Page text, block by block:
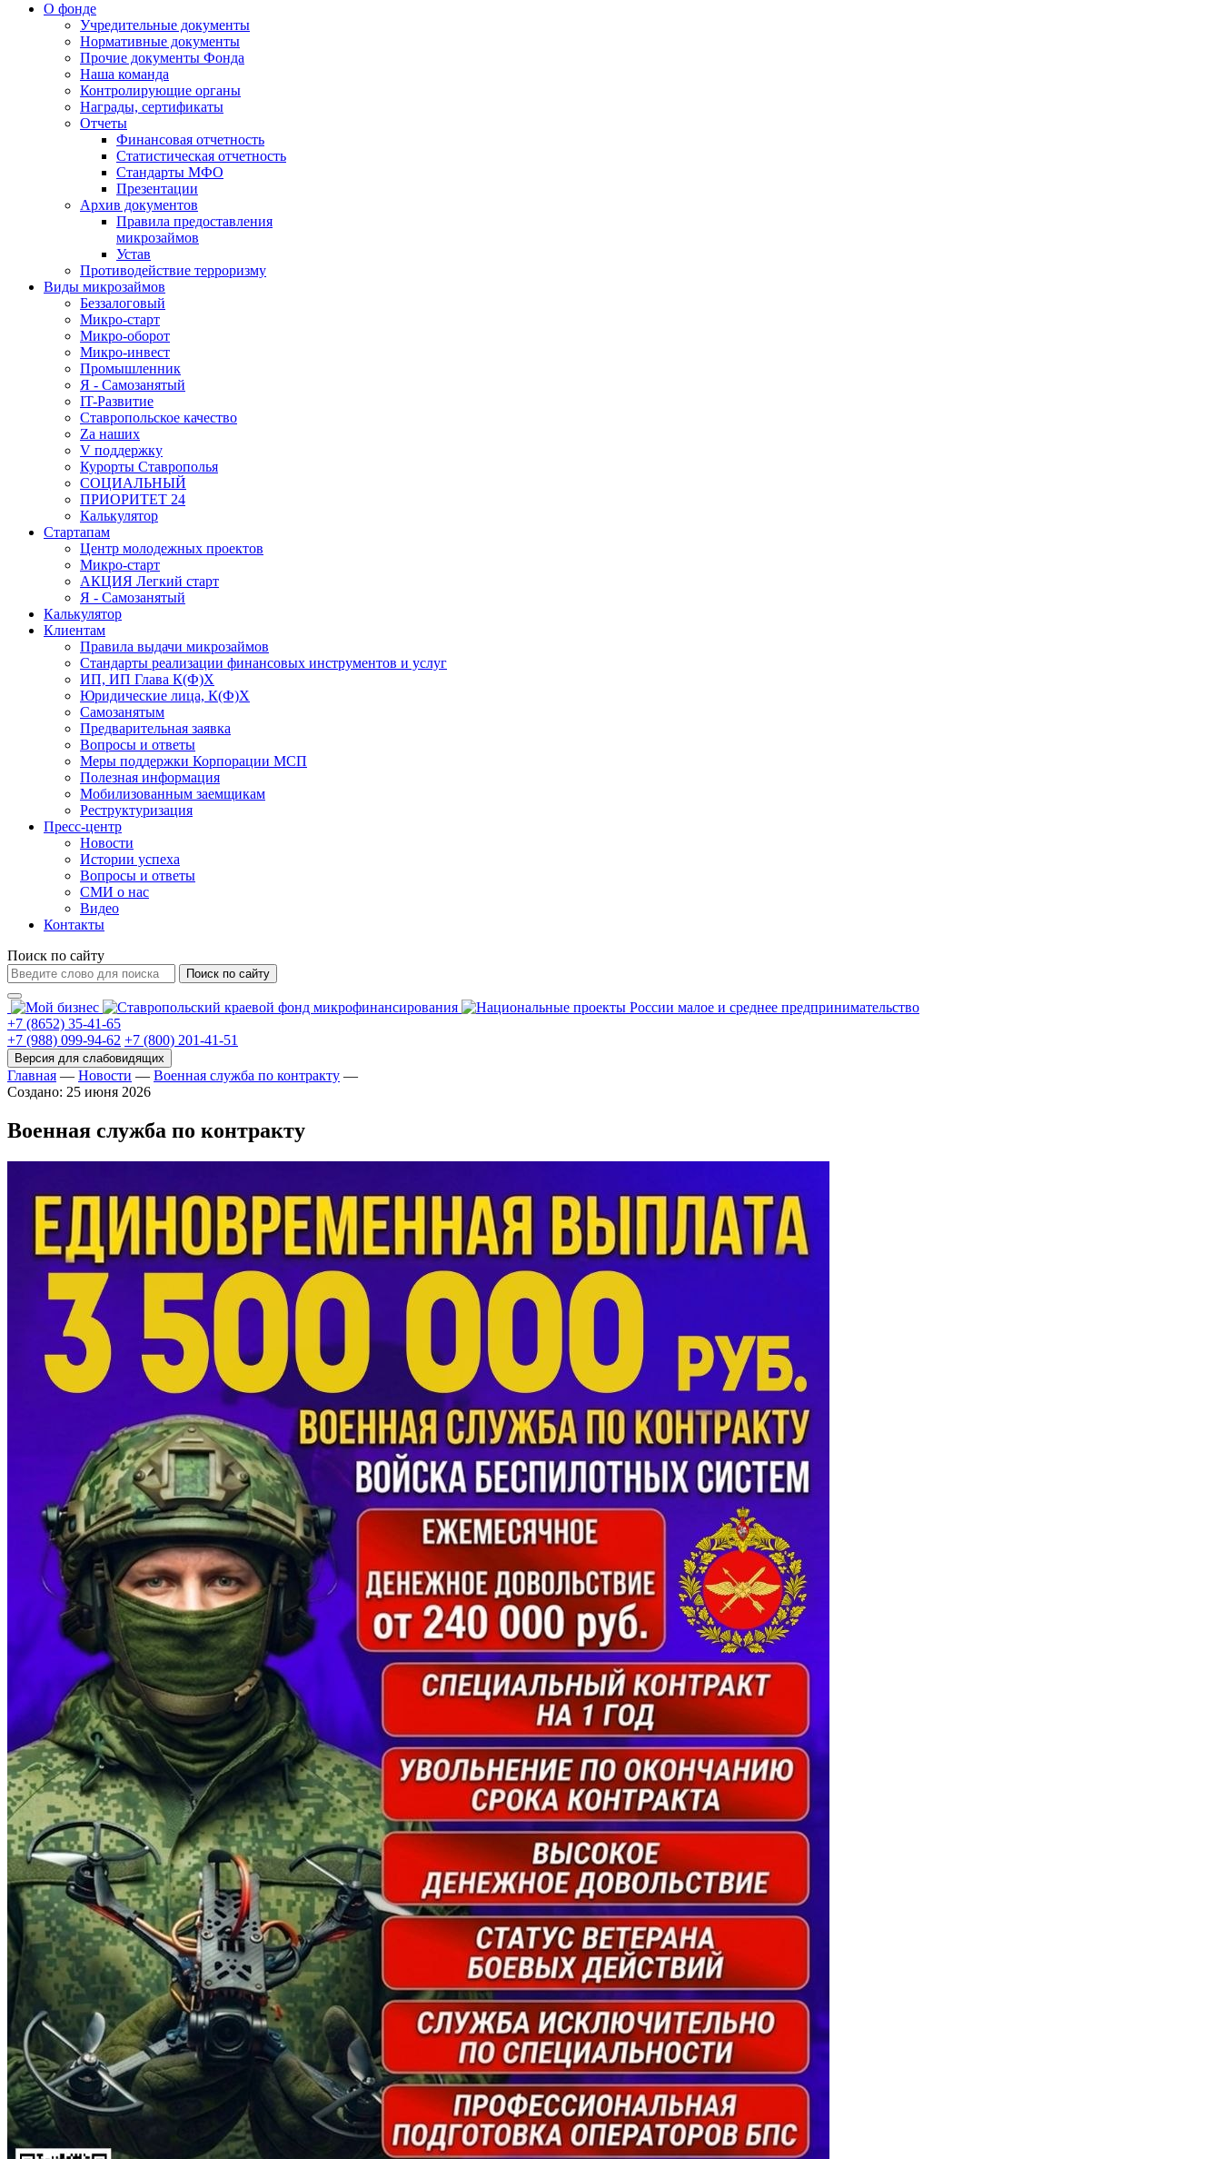
О фонде
Учредительные документы
Нормативные документы
Прочие документы Фонда
Наша команда
Контролирующие органы
Награды, сертификаты
Отчеты
Финансовая отчетность
Статистическая отчетность
Стандарты МФО
Презентации
Архив документов
Правила предоставления
микрозаймов
Устав
Противодействие терроризму
Виды микрозаймов
Беззалоговый
Микро-старт
Микро-оборот
Микро-инвест
Промышленник
Я - Самозанятый
IT-Развитие
Ставропольское качество
Za наших
V поддержку
Курорты Ставрополья
СОЦИАЛЬНЫЙ
ПРИОРИТЕТ 24
Калькулятор
Стартапам
Центр молодежных проектов
Микро-старт
АКЦИЯ Легкий старт
Я - Самозанятый
Калькулятор
Клиентам
Правила выдачи микрозаймов
Стандарты реализации финансовых инструментов и услуг
ИП, ИП Глава К(Ф)Х
Юридические лица, К(Ф)Х
Самозанятым
Предварительная заявка
Вопросы и ответы
Меры поддержки Корпорации МСП
Полезная информация
Мобилизованным заемщикам
Реструктуризация
Пресс-центр
Новости
Истории успеха
Вопросы и ответы
СМИ о нас
Видео
Контакты
Поиск по сайту
Поиск по сайту
+7 (8652) 35-41-65
+7 (988) 099-94-62 +7 (800) 201-41-51
Главная — Новости — Военная служба по контракту —
Создано: 25 июня 2026
Военная служба по контракту